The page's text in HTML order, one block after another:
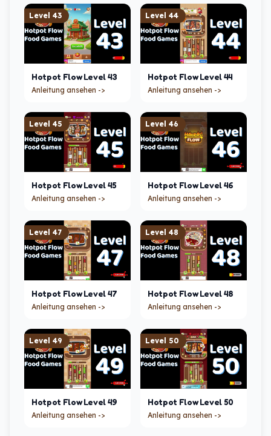
Level 43
Hotpot Flow Level43
Anleitung ansehen ->
Level 44
Hotpot Flow Level44
Anleitung ansehen ->
Level 45
Hotpot Flow Level45
Anleitung ansehen ->
Level 46
Hotpot Flow Level46
Anleitung ansehen ->
Level 47
Hotpot Flow Level47
Anleitung ansehen ->
Level 48
Hotpot Flow Level48
Anleitung ansehen ->
Level 49
Hotpot Flow Level49
Anleitung ansehen ->
Level 50
Hotpot Flow Level50
Anleitung ansehen ->